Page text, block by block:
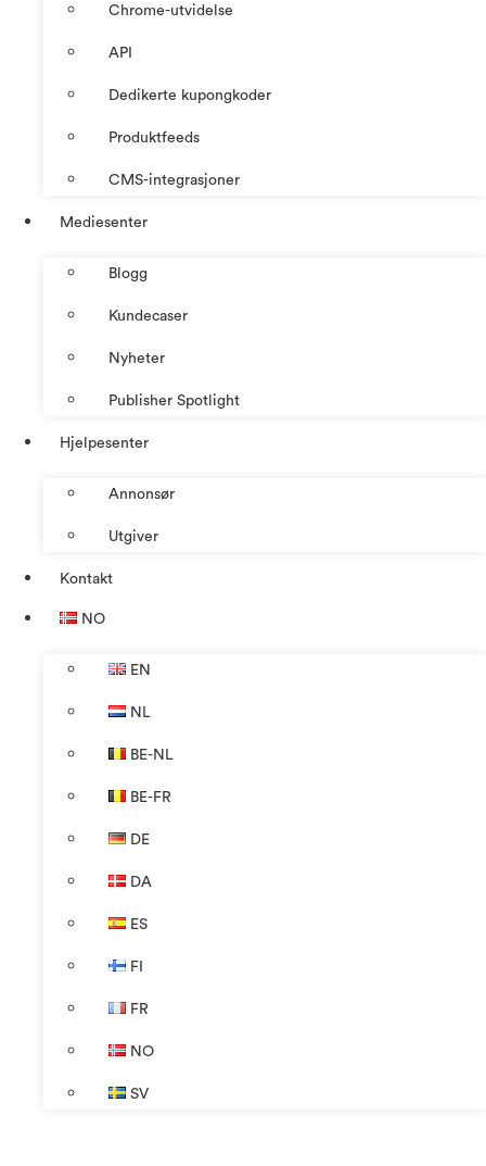
Chrome-utvidelse
API
Dedikerte kupongkoder
Produktfeeds
CMS-integrasjoner
Mediesenter
Blogg
Kundecaser
Nyheter
Publisher Spotlight
Hjelpesenter
Annonsør
Utgiver
Kontakt
NO
EN
NL
BE-NL
BE-FR
DE
DA
ES
FI
FR
NO
SV